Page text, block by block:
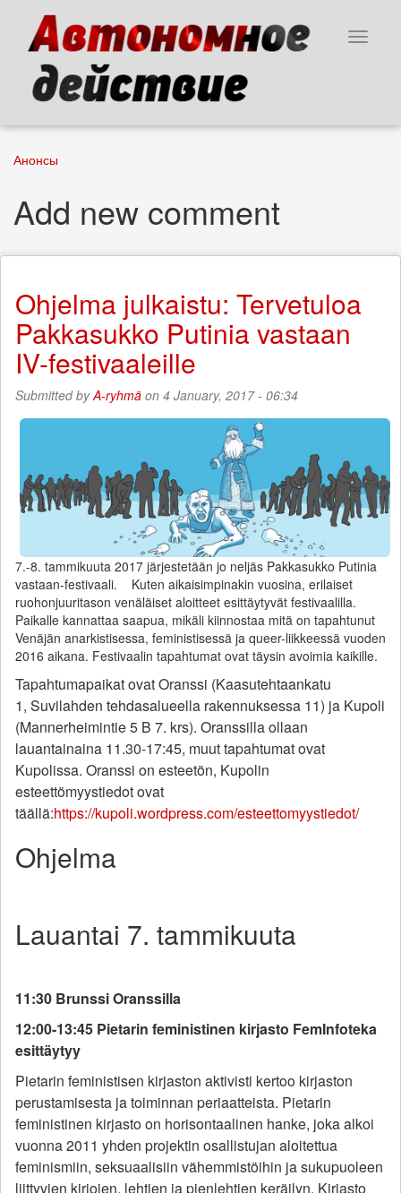
content
Toggle
Анонсы
Add new comment
Ohjelma julkaistu: Tervetuloa
Pakkasukko Putinia vastaan
IV-festivaaleille
Submitted byA-ryhmä on 4 January, 2017 - 06:34
7.-8. tammikuuta 2017 järjestetään jo neljäs Pakkasukko Putinia
vastaan-festivaali. Kuten aikaisimpinakin vuosina, erilaiset
ruohonjuuritason venäläiset aloitteet esittäytyvät festivaalilla.
Paikalle kannattaa saapua, mikäli kiinnostaa mitä on tapahtunut
Venäjän anarkistisessa, feministisessä ja queer-liikkeessä vuoden
2016 aikana. Festivaalin tapahtumat ovat täysin avoimia kaikille.
Tapahtumapaikat ovat Oranssi (Kaasutehtaankatu
1, Suvilahden tehdasalueella rakennuksessa 11) ja Kupoli
(Mannerheimintie 5 B 7. krs). Oranssilla ollaan
lauantainaina 11.30-17:45, muut tapahtumat ovat
Kupolissa. Oranssi on esteetön, Kupolin
esteettömyystiedot ovat
täällä:https://kupoli.wordpress.com/esteettomyystiedot/
Ohjelma
Lauantai 7. tammikuuta
11:30 Brunssi Oranssilla
12:00-13:45 Pietarin feministinen kirjasto FemInfoteka
esittäytyy
Pietarin feministisen kirjaston aktivisti kertoo kirjaston
perustamisesta ja toiminnan periaatteista. Pietarin
feministinen kirjasto on horisontaalinen hanke, joka alkoi
vuonna 2011 yhden projektin osallistujan aloitettua
feminismiin, seksuaalisiin vähemmistöihin ja sukupuoleen
liittyvien kirjojen, lehtien ja pienlehtien keräilyn. Kirjasto